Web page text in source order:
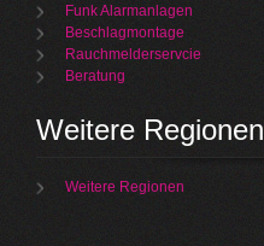
Funk Alarmanlagen
Beschlagmontage
Rauchmelderservcie
Beratung
Weitere Regionen
Weitere Regionen